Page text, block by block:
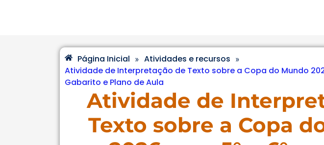
Página Inicial » Atividades e recursos »
Atividade de Interpretação de Texto sobre a Copa do Mundo
Gabarito e Plano de Aula
Atividade de
Texto sobre a Copa